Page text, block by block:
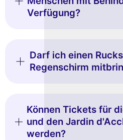
Verfügung?
Darf ich einen
Regenschirm
Können Tickets für
und den Jardin
werden?